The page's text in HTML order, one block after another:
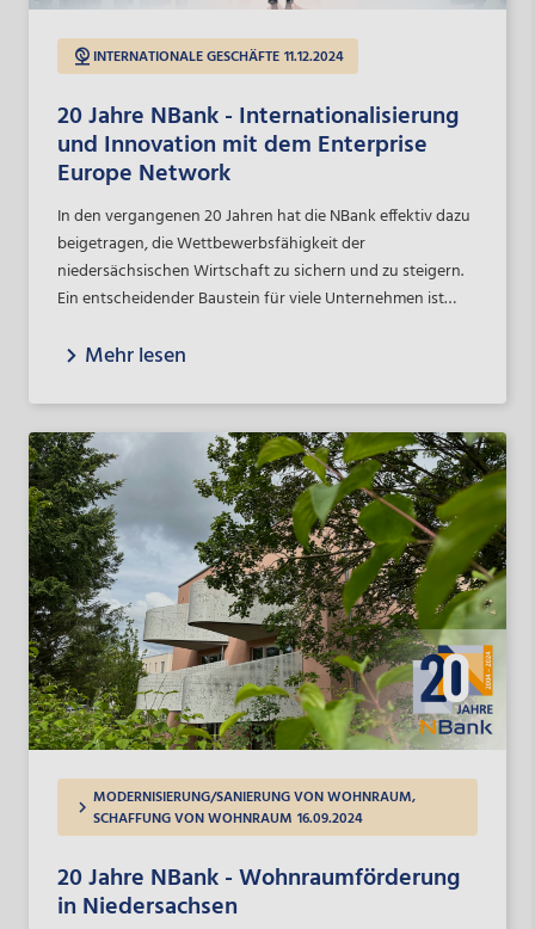
INTERNATIONALE GESCHÄFTE 11.12.2024
20 Jahre NBank - Internationalisierung
und Innovation mit dem Enterprise
Europe Network
In den vergangenen 20 Jahren hat die NBank effektiv dazu
beigetragen, die Wettbewerbsfähigkeit der
niedersächsischen Wirtschaft zu sichern und zu steigern.
Ein entscheidender Baustein für viele Unternehmen ist
Internationalisierung – ein Bereich, der eng mit dem
Mehr lesen
MODERNISIERUNG/SANIERUNG VON WOHNRAUM,
SCHAFFUNG VON WOHNRAUM 16.09.2024
20 Jahre NBank - Wohnraumförderung
in Niedersachsen